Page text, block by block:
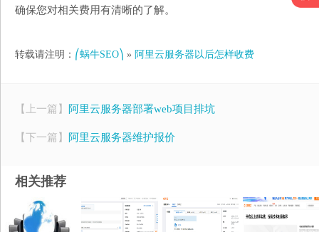
确保您对相关费用有清晰的了解。
转载请注明： ⎛蜗牛SEO⎞ » 阿里云服务器以后怎样收费
【上一篇】 阿里云服务器部署web项目排坑
【下一篇】 阿里云服务器维护报价
相关推荐